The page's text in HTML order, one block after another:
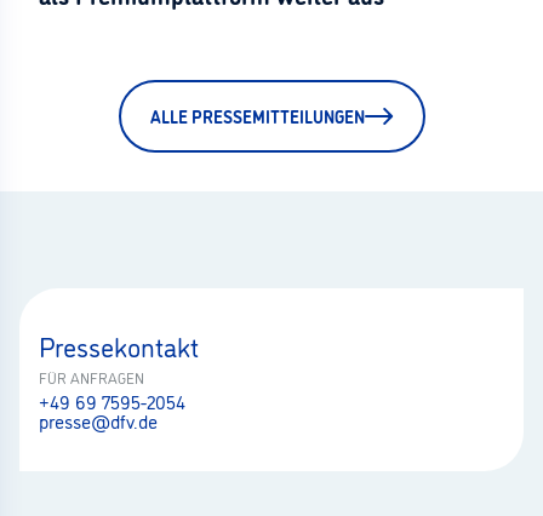
ALLE PRESSEMITTEILUNGEN
Pressekontakt
FÜR ANFRAGEN
+49 69 7595-2054
presse@dfv.de